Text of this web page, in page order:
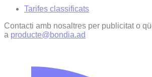
Tarifes classificats
Contacti amb nosaltres per publicitat o
a producte@bondia.ad